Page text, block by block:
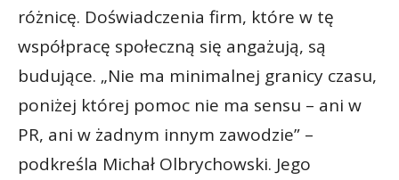
różnicę. Doświadczenia firm, które w tę
współpracę społeczną się angażują, są
budujące. „Nie ma minimalnej granicy czasu,
poniżej której pomoc nie ma sensu – ani w
PR, ani w żadnym innym zawodzie” –
podkreśla Michał Olbrychowski. Jego